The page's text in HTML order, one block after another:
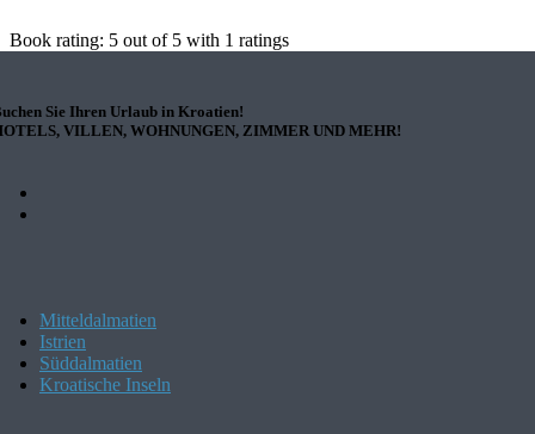
Book rating: 5 out of 5 with 1 ratings
Sie Ihren Urlaub in Kroatien!
VILLEN, WOHNUNGEN, ZIMMER UND MEHR!
Mitteldalmatien
Istrien
Süddalmatien
Kroatische Inseln